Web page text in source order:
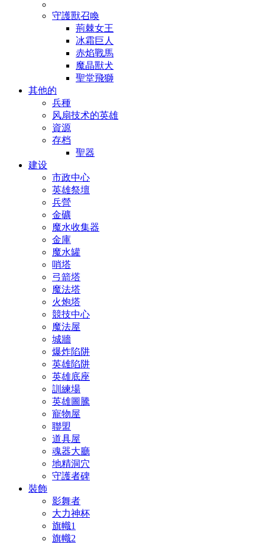
守護獸召喚
荊棘女王
冰霜巨人
赤焰戰馬
魔晶獸犬
聖堂飛獅
其他的
兵種
风扇技术的英雄
資源
存档
聖器
建设
市政中心
英雄祭壇
兵營
金礦
魔水收集器
金庫
魔水罐
哨塔
弓箭塔
魔法塔
火炮塔
競技中心
魔法屋
城牆
爆炸陷阱
英雄陷阱
英雄底座
訓練場
英雄圖騰
寵物屋
聯盟
道具屋
魂器大廳
地精洞穴
守護者碑
裝飾
影舞者
大力神杯
旗幟1
旗幟2